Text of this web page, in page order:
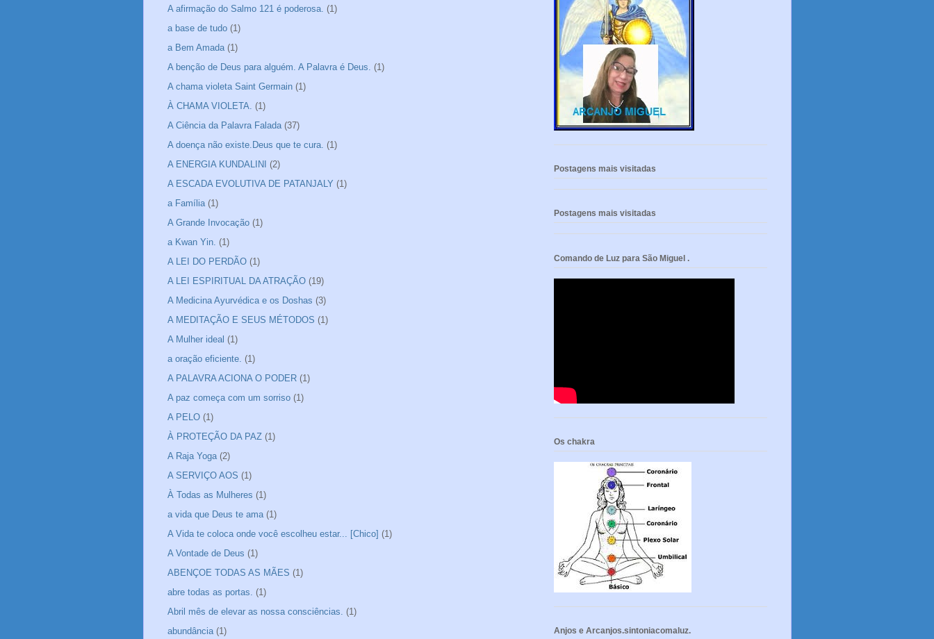
A afirmação do Salmo 121 é poderosa. (1)
a base de tudo (1)
a Bem Amada (1)
A benção de Deus para alguém. A Palavra é Deus. (1)
A chama violeta Saint Germain (1)
À CHAMA VIOLETA. (1)
A Ciência da Palavra Falada (37)
A doença não existe.Deus que te cura. (1)
A ENERGIA KUNDALINI (2)
A ESCADA EVOLUTIVA DE PATANJALY (1)
a Família (1)
A Grande Invocação (1)
a Kwan Yin. (1)
A LEI DO PERDÃO (1)
A LEI ESPIRITUAL DA ATRAÇÃO (19)
A Medicina Ayurvédica e os Doshas (3)
A MEDITAÇÃO E SEUS MÉTODOS (1)
A Mulher ideal (1)
a oração eficiente. (1)
A PALAVRA ACIONA O PODER (1)
A paz começa com um sorriso (1)
A PELO (1)
À PROTEÇÃO DA PAZ (1)
A Raja Yoga (2)
A SERVIÇO AOS (1)
À Todas as Mulheres (1)
a vida que Deus te ama (1)
A Vida te coloca onde você escolheu estar... [Chico] (1)
A Vontade de Deus (1)
ABENÇOE TODAS AS MÃES (1)
abre todas as portas. (1)
Abril mês de elevar as nossa consciências. (1)
abundância (1)
Postagens mais visitadas
Postagens mais visitadas
Comando de Luz para São Miguel .
Os chakra
Anjos e Arcanjos.sintoniacomaluz.